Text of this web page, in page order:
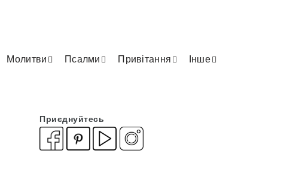
Молитви Псалми Привітання Інше
Приєднуйтесь